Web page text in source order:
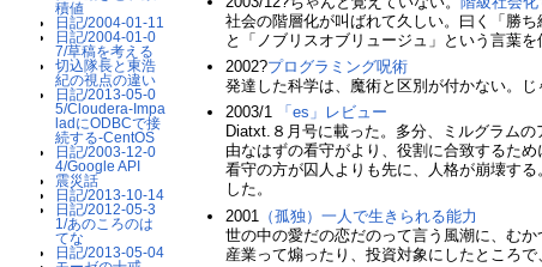
積値
日記/2004-01-11
日記/2004-01-0
7/草稿を考える
切込隊長と東浩
紀の視点の違い
日記/2013-05-0
5/Cloudera-Impa
ladにODBCで接
続する-CentOS
日記/2003-12-0
4/Google API
震災話
日記/2013-10-14
日記/2012-05-3
1/あのころのは
てな
日記/2013-05-04
社会の階層化が叫ばれて久しい。曰く「勝
と「ノブリスオブリュージュ」という言葉
2002?プログラミング呪術
発達した科学は、魔術と区別が付かない。
2003/1
「es」レビュー
Diatxt.８月号に載った。多分、ミルグラム
由なはずの看守がより、役割に合致するた
看守の方が囚人よりも先に、人格が崩壊す
した。
2001
（孤独）一人で生きられる能力
世の中の愛だの恋だのって言う風潮に、む
産業って煽ったり、投資対象にしたところ